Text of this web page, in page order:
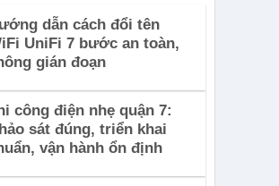
dẫn cách đổi tên
UniFi 7 bước an toàn,
gián đoạn
công điện nhẹ quận 7:
sát đúng, triển khai
vận hành ổn định